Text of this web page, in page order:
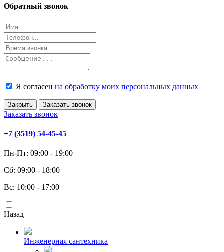
Обратный звонок
Я согласен на обработку моих персональных данных
Закрыть Заказать звонок
Заказать звонок
+7 (3519) 54-45-45
Пн-Пт: 09:00 - 19:00
Сб: 09:00 - 18:00
Вс: 10:00 - 17:00
Назад
Инженерная сантехника